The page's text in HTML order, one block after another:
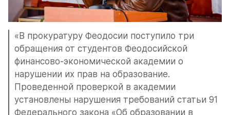
«В прокуратуру Феодосии поступило три
обращения от студентов Феодосийской
финансово-экономической академии о
нарушении их прав на образование.
Проведенной проверкой в академии
установлены нарушения требований статьи 91
Федерального закона «Об образовании в